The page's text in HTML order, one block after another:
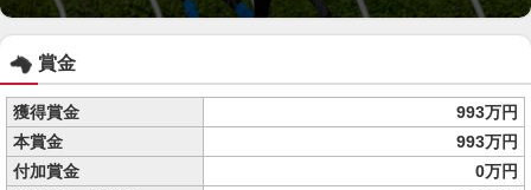
賞金
獲得賞金
993万円
本賞金
993万円
付加賞金
0万円